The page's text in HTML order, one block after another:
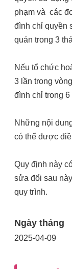
phạm và các
đình chỉ quyền
quán trong 3
Nếu tổ chức
3 lần trong
đình chỉ trong 6
Những nội
có thể được
Quy định này
sửa đổi sau
quy trình.
Ngày tháng
2025-04-09